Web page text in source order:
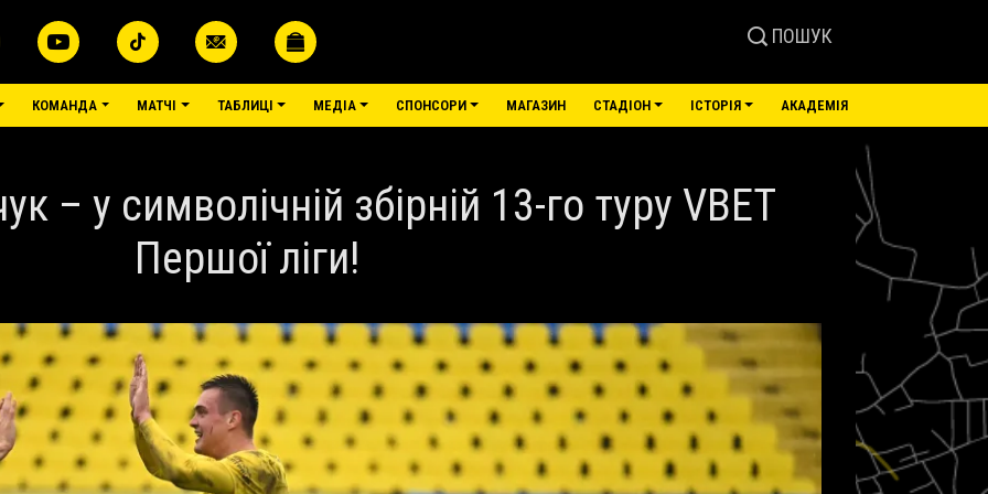
ПОШУК
КОМАНДА МАТЧІ ТАБЛИЦІ МЕДІА СПОНСОРИ МАГАЗИН СТАДІОН ІСТОРІЯ АКАДЕМІЯ
– у символічній збірній 13-го туру VBET
Першої ліги!